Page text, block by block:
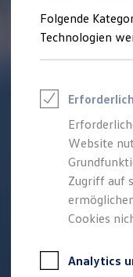
Leasing
Finanzierung
Kfz-
Folgende
Technologien
Website
Zugriff auf
Cookies
Analytics